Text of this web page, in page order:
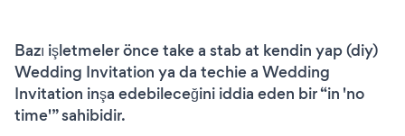
Bazı işletmeler önce take a stab at kendin yap (diy)
Wedding Invitation ya da techie a Wedding
Invitation inşa edebileceğini iddia eden bir “in 'no
time'” sahibidir.